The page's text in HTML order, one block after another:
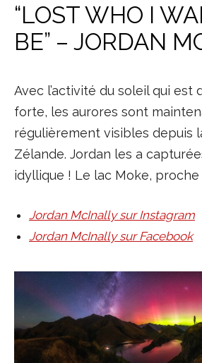
“LOST WHO I
BE” – JORDAN
Avec l’activité du soleil qui est
forte, les aurores sont
régulièrement visibles depuis
Zélande. Jordan les a
idyllique ! Le lac Moke,
Jordan McInally sur Instagram
Jordan McInally sur Facebook